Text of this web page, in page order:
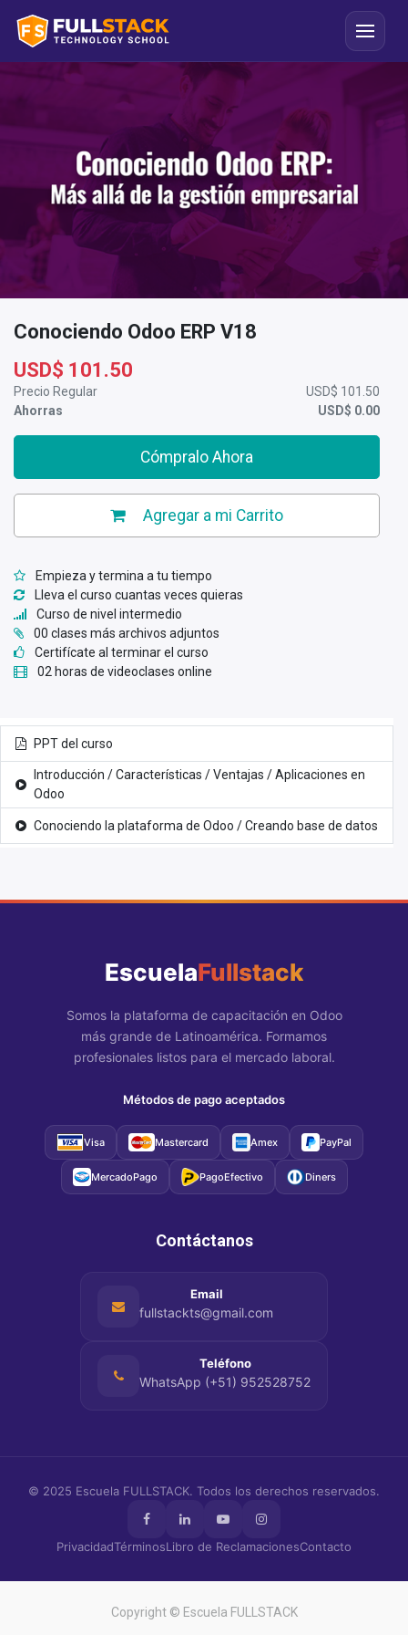
Conociendo Odoo ERP V18
USD$ 101.50
Precio Regular USD$ 101.50
Ahorras
USD$ 0.00
Cómpralo Ahora
Agregar a mi Carrito
Empieza y termina a tu tiempo
Lleva el curso cuantas veces quieras
Curso de nivel intermedio
00 clases más archivos adjuntos
Certifícate al terminar el curso
02 horas de videoclases online
PPT del curso
Introducción / Características / Ventajas / Aplicaciones en
Odoo
Conociendo la plataforma de Odoo / Creando base de datos
EscuelaFullstack
Somos la plataforma de capacitación en Odoo
más grande de Latinoamérica. Formamos
profesionales listos para el mercado laboral.
Métodos de pago aceptados
Visa Mastercard Amex PayPal
MercadoPago PagoEfectivo Diners
Contáctanos
Email
fullstackts@gmail.com
Teléfono
WhatsApp (+51) 952528752
© 2025 Escuela FULLSTACK. Todos los derechos reservados.
PrivacidadTérminosLibro de ReclamacionesContacto
Copyright © Escuela FULLSTACK